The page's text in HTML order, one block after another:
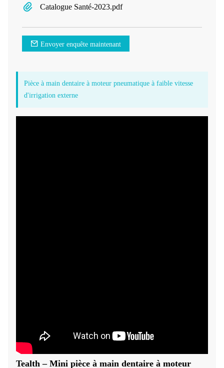
Catalogue Santé-2023.pdf
Envoyer enquête maintenant
Pièce à main dentaire à moteur pneumatique à faible vitesse
d'irrigation externe
Tealth – Mini pièce à main dentaire à moteur